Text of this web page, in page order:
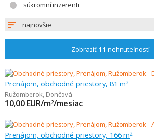
súkromní inzerenti
najnovšie
Zobraziť11 nehnuteľností
Prenájom, obchodné priestory, 81 m2
Ružomberok, Dončová
10,00 EUR/m2/mesiac
Prenájom, obchodné priestory, 166 m2